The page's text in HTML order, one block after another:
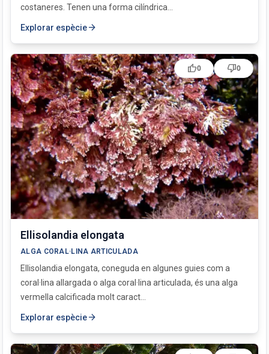
costaneres. Tenen una forma cilíndrica...
Explorar espèciearrow_forward
Ellisolandia elongata
ALGA CORAL·LINA ARTICULADA
Ellisolandia elongata, coneguda en algunes guies com a
coral·lina allargada o alga coral·lina articulada, és una alga
vermella calcificada molt caract...
Explorar espèciearrow_forward
thumb_up0 thumb_down0